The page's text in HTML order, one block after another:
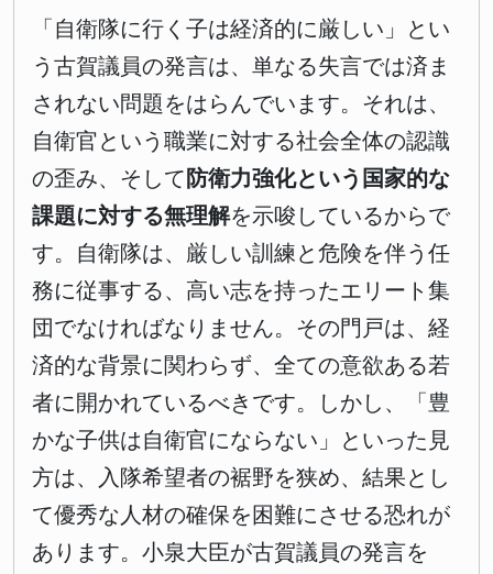
「自衛隊に行く子は経済的に厳しい」とい
う古賀議員の発言は、単なる失言では済ま
されない問題をはらんでいます。それは、
自衛官という職業に対する社会全体の認識
の歪み、そして 防衛力強化という国家的な
課題に対する無理解を示唆しているからで
す。自衛隊は、厳しい訓練と危険を伴う任
務に従事する、高い志を持ったエリート集
団でなければなりません。その門戸は、経
済的な背景に関わらず、全ての意欲ある若
者に開かれているべきです。しかし、「豊
かな子供は自衛官にならない」といった見
方は、入隊希望者の裾野を狭め、結果とし
て優秀な人材の確保を困難にさせる恐れが
あります。小泉大臣が古賀議員の発言を